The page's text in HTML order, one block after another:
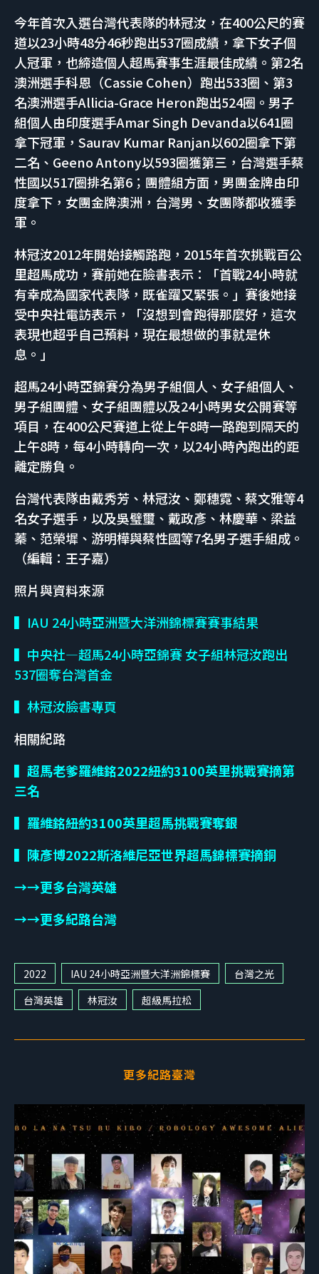
今年首次入選台灣代表隊的林冠汝，在400公尺的賽
道以23小時48分46秒跑出537圈成績，拿下女子個
人冠軍，也締造個人超馬賽事生涯最佳成績。第2名
澳洲選手科恩（Cassie Cohen）跑出533圈、第3
名澳洲選手Allicia-Grace Heron跑出524圈。男子
組個人由印度選手Amar Singh Devanda以641圈
拿下冠軍，Saurav Kumar Ranjan以602圈拿下第
二名、Geeno Antony以593圈獲第三，台灣選手蔡
性國以517圈排名第6；團體組方面，男團金牌由印
度拿下，女團金牌澳洲，台灣男、女團隊都收獲季
軍。
林冠汝2012年開始接觸路跑，2015年首次挑戰百公
里超馬成功，賽前她在臉書表示：「首戰24小時就
有幸成為國家代表隊，既雀躍又緊張。」賽後她接
受中央社電訪表示，「沒想到會跑得那麼好，這次
表現也超乎自己預料，現在最想做的事就是休
息。」
超馬24小時亞錦賽分為男子組個人、女子組個人、
男子組團體、女子組團體以及24小時男女公開賽等
項目，在400公尺賽道上從上午8時一路跑到隔天的
上午8時，每4小時轉向一次，以24小時內跑出的距
離定勝負。
台灣代表隊由戴秀芳、林冠汝、鄭穗霓、蔡文雅等4
名女子選手，以及吳璧璽、戴政彥、林慶華、梁益
蓁、范榮墀、游明樺與蔡性國等7名男子選手組成。
（編輯：王子嘉）
照片與資料來源
▍IAU 24小時亞洲暨大洋洲錦標賽賽事結果
▍中央社—超馬24小時亞錦賽 女子組林冠汝跑出
537圈奪台灣首金
▍林冠汝臉書專頁
相關紀路
▍超馬老爹羅維銘2022紐約3100英里挑戰賽摘第
三名
▍羅維銘紐約3100英里超馬挑戰賽奪銀
▍陳彥博2022斯洛維尼亞世界超馬錦標賽摘銅
→→更多台灣英雄
→→更多紀路台灣
2022 IAU 24小時亞洲暨大洋洲錦標賽
台灣之光
台灣英雄
林冠汝 超級馬拉松
更多紀路臺灣